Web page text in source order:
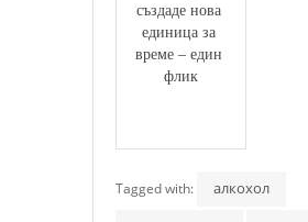
създаде нова
единица за
време – един
флик
Tagged with:
алкохол